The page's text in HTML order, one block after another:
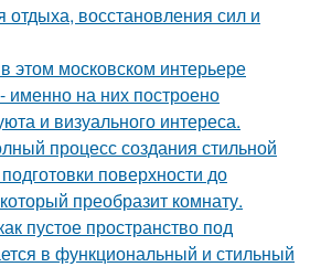
отдыха, восстановления сил и
этом московском интерьере
именно на них построено
и визуального интереса.
процесс создания стильной
поверхности до
преобразит комнату.
пустое пространство под
в функциональный и стильный